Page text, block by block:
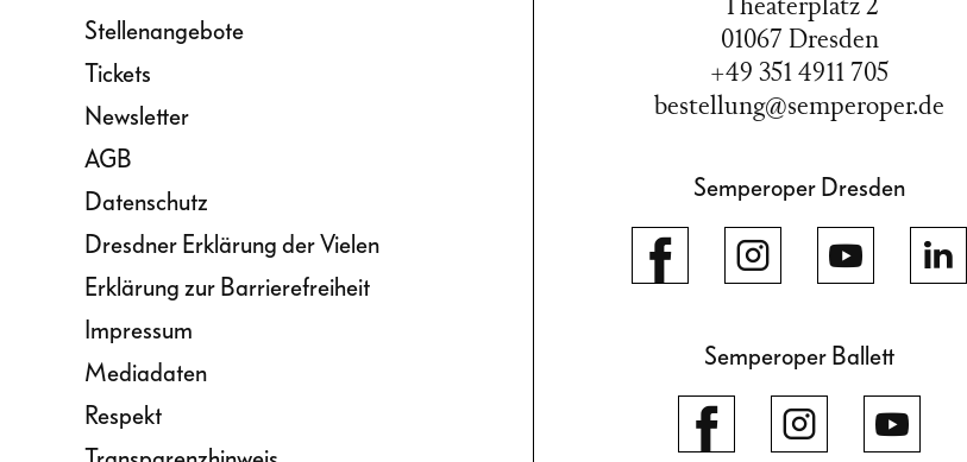
Stellenangebote
Tickets
Newsletter
AGB
Datenschutz
Dresdner Erklärung der Vielen
Erklärung zur Barrierefreiheit
Impressum
Mediadaten
Respekt
Theaterplatz 2
01067 Dresden
+49 351 4911 705
bestellung@semperoper.de
Semperoper Dresden
Semperoper Ballett